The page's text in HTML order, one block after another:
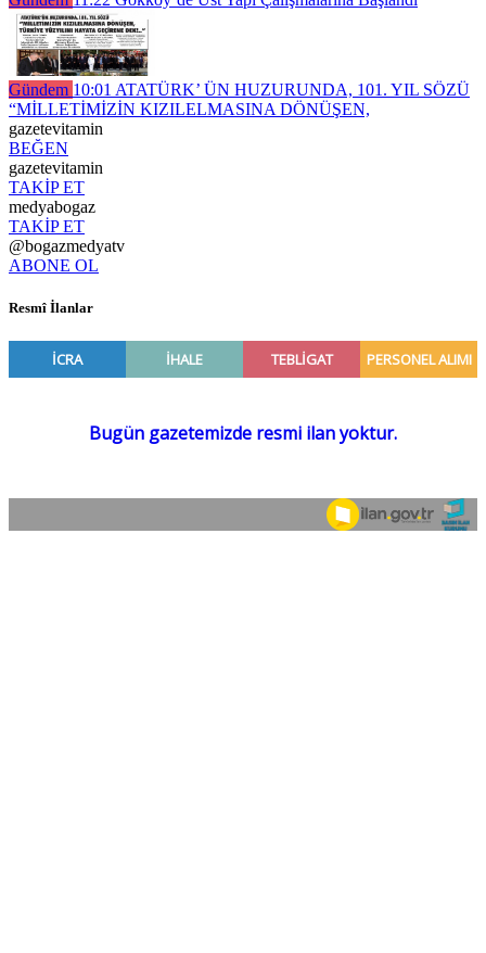
Gündem 10:01 ATATÜRK’ ÜN HUZURUNDA, 101. YIL SÖZÜ
“MİLLETİMİZİN KIZILELMASINA DÖNÜŞEN,
gazetevitamin
BEĞEN
gazetevitamin
TAKİP ET
medyabogaz
TAKİP ET
@bogazmedyatv
ABONE OL
Resmî İlanlar